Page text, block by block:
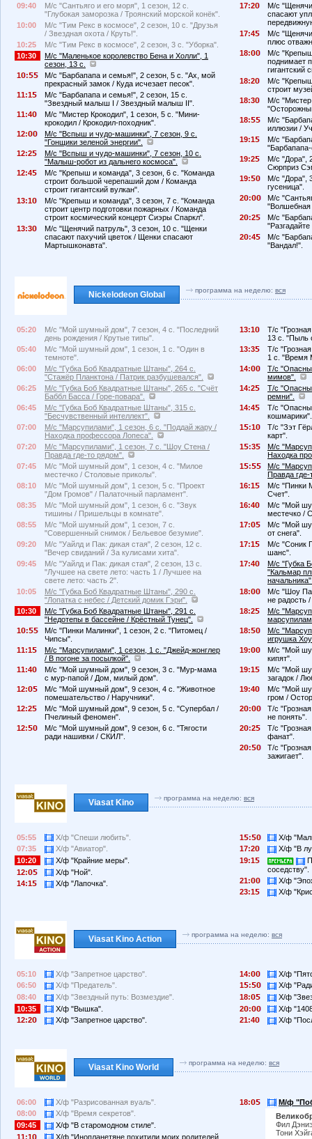
09:40
М/с "Сантьяго и его моря", 1 сезон, 12 с.
"Глубокая заморозка / Троянский морской конёк".
10:00
М/с "Тим Рекс в космосе", 2 сезон, 10 с. "Друзья
/ Звездная охота / Круть!".
10:25
М/с "Тим Рекс в космосе", 2 сезон, 3 с. "Уборка".
10:30
М/с "Маленькое королевство Бена и Холли", 1
сезон, 13 с.
1
:
М/с "Барбапапа и семья!", 2 сезон, 5 с. "Ах, мой
прекрасный замок / Куда исчезает песок".
11:1
М/с "Барбапапа и семья!", 2 сезон, 15 с.
"Звездный малыш I / Звездный малыш II".
11:4
М/с "Мистер Крокодил", 1 сезон, 5 с. "Мини-
крокодил / Крокодил-походник".
12:
М/с "Вспыш и чудо-машинки", 7 сезон, 9 с.
"Гонщики зеленой энергии".
12:2
М/с "Вспыш и чудо-машинки", 7 сезон, 10 с.
"Малыш-робот из дальнего космоса".
12:4
М/с "Крепыш и команда", 3 сезон, 6 с. "Команда
строит большой черепаший дом / Команда
строит гигантский вулкан".
13:1
М/с "Крепыш и команда", 3 сезон, 7 с. "Команда
строит центр подготовки пожарных / Команда
строит космический концерт Сиэры Спаркл".
13:3
М/с "Щенячий патруль", 3 сезон, 10 с. "Щенки
спасают пахучий цветок / Щенки спасают
Мартышконавта".
17:2
М/с
спасают
17:4
М/с
плюс
18:
М/с "Крепыш
поднимает
гигантский
18:2
М/с "Крепыш
строит
18:3
М/с "Мистер
18:
М/с
иллюзии /
19:1
М/с
19:2
М/с "Дора",
Сюрприз
19:
М/с "Дора",
гусеница".
2
:
М/с
"Волшебная
2
:2
М/с
"Разгадайте
2
:4
М/с
"Вандал!".
Nickelodeon Global программа на неделю: вся
05:20
М/с "Мой шумный дом", 7 сезон, 4 с. "Последний
день рождения / Крутые типы".
05:40
М/с "Мой шумный дом", 1 сезон, 1 с. "Один в
темноте".
06:00
М/с "Губка Боб Квадратные Штаны", 264 с.
"Стажёр Планктона / Патрик разбушевался".
06:25
М/с "Губка Боб Квадратные Штаны", 265 с. "Счёт
Баббл Басса / Горе-повара".
06:45
М/с "Губка Боб Квадратные Штаны", 315 с.
"Бесчувственный интеллект".
07:00
М/с "Марсупилами", 1 сезон, 6 с. "Поддай жару /
Находка профессора Лопеса".
07:20
М/с "Марсупилами", 1 сезон, 7 с. "Шоу Стена /
Правда где-то рядом".
07:45
М/с "Мой шумный дом", 1 сезон, 4 с. "Милое
местечко / Столовые приколы".
08:10
М/с "Мой шумный дом", 1 сезон, 5 с. "Проект
"Дом Громов" / Палаточный парламент".
08:35
М/с "Мой шумный дом", 1 сезон, 6 с. "Звук
тишины / Пришельцы в комнате".
08:55
М/с "Мой шумный дом", 1 сезон, 7 с.
"Совершенный снимок / Бельевое безумие".
09:20
М/с "Уайлд и Пак: дикая стая", 2 сезон, 12 с.
"Вечер свиданий / За кулисами хита".
09:45
М/с "Уайлд и Пак: дикая стая", 2 сезон, 13 с.
"Лучшее на свете лето: часть 1 / Лучшее на
свете лето: часть 2".
10:05
М/с "Губка Боб Квадратные Штаны", 290 с.
"Лопатка с небес / Детский домик Гэри".
10:30
М/с "Губка Боб Квадратные Штаны", 291 с.
"Недотепы в бассейне / Крёстный Тунец".
1
:
М/с "Пинки Малинки", 1 сезон, 2 с. "Питомец /
Чипсы".
11:1
М/с "Марсупилами", 1 сезон, 1 с. "Джейд-жонглер
/ В погоне за посылкой".
11:4
М/с "Мой шумный дом", 9 сезон, 3 с. "Мур-мама
с мур-папой / Дом, милый дом".
12:
М/с "Мой шумный дом", 9 сезон, 4 с. "Животное
помешательство / Наручники".
12:2
М/с "Мой шумный дом", 9 сезон, 5 с. "Супербал /
Пчелиный феномен".
12:
М/с "Мой шумный дом", 9 сезон, 6 с. "Тягости
ради нашивки / СКИЛ".
13:1
Т/с
13 с. "Пыль
13:3
Т/с
1 с. "Время
14:
Т/с
мимов".
14:2
Т/с
ремни".
14:4
Т/с
кошмарики".
1
:1
Т/с "Зэт
карт".
1
:3
М/с
Находка
1
:
М/с
Правда
16:1
М/с "Пинки
Счет".
16:4
М/с "Мой
местечко /
17:
М/с "Мой
от снега".
17:1
М/с "Соник
шанс".
17:4
М/с "Губка
"Кальмар
18:
М/с "Шоу
не радость
18:2
М/с
18:
М/с
игрушка
19:
М/с "Мой
кипят".
19:1
М/с "Мой
загадок /
19:4
М/с "Мой
гром /
2
:
Т/с
не понять".
2
:2
Т/с
фанат".
2
:
Т/с
зажигает".
Viasat Kino программа на неделю: вся
05:55
Х/ф "Спеши любить".
07:35
Х/ф "Авиатор".
10:20
Х/ф "Крайние меры".
12:
Х/ф "Ной".
14:1
Х/ф "Лапочка".
1 :
Х/ф
17:2
Х/ф "В
19:1
соседству".
21:
Х/ф
23:1
Х/ф
Viasat Kino Action программа на неделю: вся
05:10
Х/ф "Запретное царство".
06:50
Х/ф "Предатель".
08:40
Х/ф "Звездный путь: Возмездие".
10:35
Х/ф "Вышка".
12:2
Х/ф "Запретное царство".
14:
Х/ф
1
:
Х/ф
18:
Х/ф
2
:
Х/ф
21:4
Х/ф
Viasat Kino World программа на неделю: вся
06:00
Х/ф "Разрисованная вуаль".
08:00
Х/ф "Время секретов".
09:45
Х/ф "В старомодном стиле".
11:1
Х/ф "Инопланетяне похитили моих родителей,
18:
М/ф
Фил
Тони